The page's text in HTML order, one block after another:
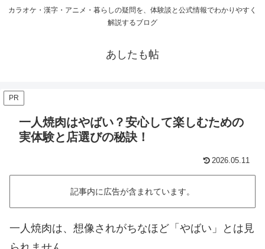
カラオケ・漢字・アニメ・暮らしの疑問を、体験談と公式情報でわかりやすく
解説するブログ
あしたも帖
PR
一人焼肉はやばい？安心して楽しむための
実体験と店選びの秘訣！
2026.05.11
記事内に広告が含まれています。
一人焼肉は、想像されがちなほど「やばい」とは見